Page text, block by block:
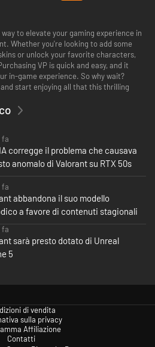
to elevate your gaming experience in
Whether you're looking to add some
or unlock your favorite characters,
VP is quick and easy, and it
in-game experience. So why wait?
start enjoying all that this thrilling
fa
corregge il problema che causava
anomalo di Valorant su RTX 50s
fa
abbandona il suo modello
a favore di contenuti stagionali
fa
sarà presto dotato di Unreal
5
di vendita
sulla privacy
Affiliazione
Contatti